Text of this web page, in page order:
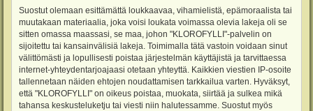
Suostut olemaan esittämättä loukkaavaa, vihamielistä, epämoraalista tai
muutakaan materiaalia, joka voisi loukata voimassa olevia lakeja oli se
sitten omassa maassasi, se maa, johon "KLOROFYLLI"-palvelin on
sijoitettu tai kansainvälisiä lakeja. Toimimalla tätä vastoin voidaan sinut
välittömästi ja lopullisesti poistaa järjestelmän käyttäjistä ja tarvittaessa
internet-yhteydentarjoajaasi otetaan yhteyttä. Kaikkien viestien IP-osoite
tallennetaan näiden ehtojen noudattamisen tarkkailua varten. Hyväksyt,
että "KLOROFYLLI" on oikeus poistaa, muokata, siirtää ja sulkea mikä
tahansa keskusteluketju tai viesti niin halutessamme. Suostut myös